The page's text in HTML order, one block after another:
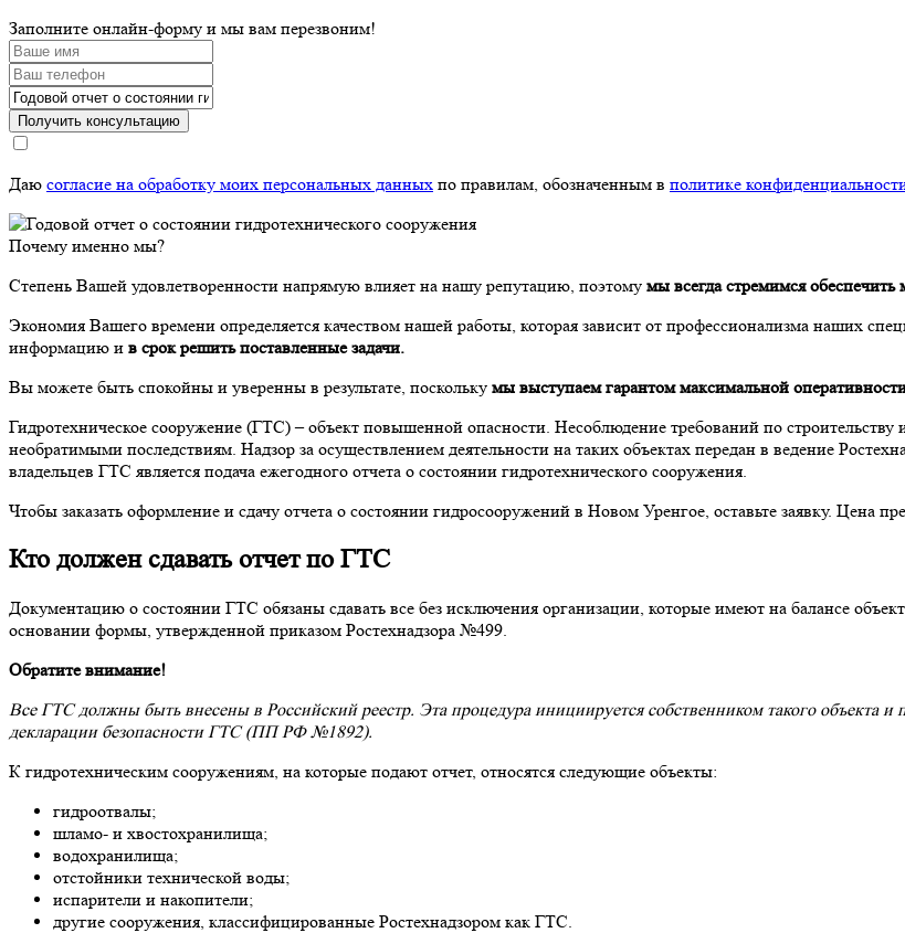
Заполните онлайн-форму и мы вам перезвоним!
Получить консультацию
Даю согласие на обработку моих персональных данных по правилам, обозначенным в политике
Почему именно мы?
Степень Вашей удовлетворенности напрямую влияет на нашу репутацию, поэтому мы всегда стремимся
Экономия Вашего времени определяется качеством нашей работы, которая зависит от профессионализма наших
информацию и в срок решить поставленные задачи.
Вы можете быть спокойны и уверенны в результате, поскольку мы выступаем гарантом максимальной
Гидротехническое сооружение (ГТС) – объект повышенной опасности. Несоблюдение требований по
необратимыми последствиям. Надзор за осуществлением деятельности на таких объектах передан в ведение
владельцев ГТС является подача ежегодного отчета о состоянии гидротехнического сооружения.
Чтобы заказать оформление и сдачу отчета о состоянии гидросооружений в Новом Уренгое, оставьте заявку. Цена
Кто должен сдавать отчет по ГТС
Документацию о состоянии ГТС обязаны сдавать все без исключения организации, которые имеют на балансе
основании формы, утвержденной приказом Ростехнадзора №499.
Обратите внимание!
Все ГТС должны быть внесены в Российский реестр. Эта процедура инициируется собственником такого объекта
декларации безопасности ГТС (ПП РФ №1892).
К гидротехническим сооружениям, на которые подают отчет, относятся следующие объекты:
гидроотвалы;
шламо- и хвостохранилища;
водохранилища;
отстойники технической воды;
испарители и накопители;
другие сооружения, классифицированные Ростехнадзором как ГТС.